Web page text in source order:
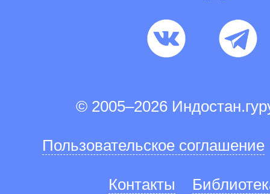
© 2005–2026
Пользовательское соглашение
Контакты